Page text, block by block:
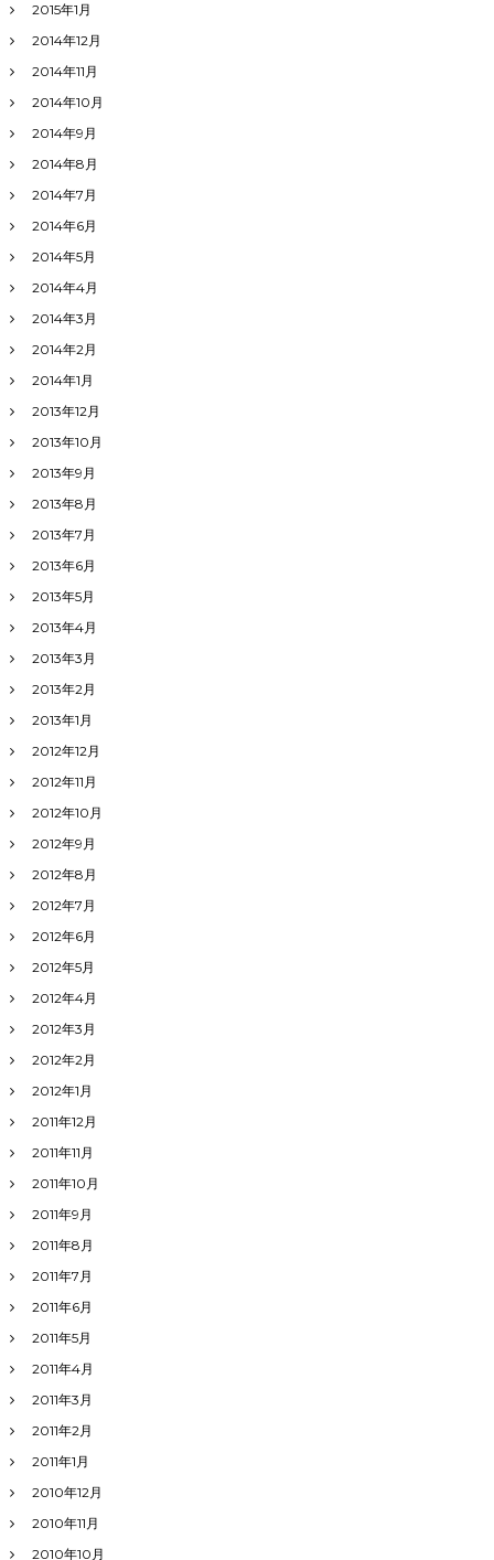
2015年1月
2014年12月
2014年11月
2014年10月
2014年9月
2014年8月
2014年7月
2014年6月
2014年5月
2014年4月
2014年3月
2014年2月
2014年1月
2013年12月
2013年10月
2013年9月
2013年8月
2013年7月
2013年6月
2013年5月
2013年4月
2013年3月
2013年2月
2013年1月
2012年12月
2012年11月
2012年10月
2012年9月
2012年8月
2012年7月
2012年6月
2012年5月
2012年4月
2012年3月
2012年2月
2012年1月
2011年12月
2011年11月
2011年10月
2011年9月
2011年8月
2011年7月
2011年6月
2011年5月
2011年4月
2011年3月
2011年2月
2011年1月
2010年12月
2010年11月
2010年10月